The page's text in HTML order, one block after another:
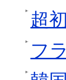
超
フ